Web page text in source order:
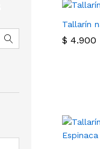
Tallarín
$ 4.900
$ 4.900